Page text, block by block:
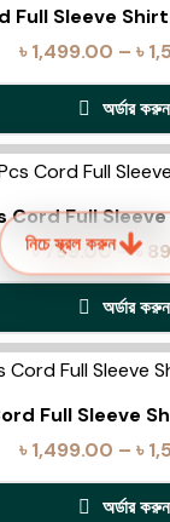
Full Sleeve
৳1,499.00 – ৳
অর্ডার করুন
Cord Full
৳799.00 –৳
অর্ডার করুন
Full Sleeve
৳1,499.00 – ৳
অর্ডার করুন
নিচে স্ক্রল করুন